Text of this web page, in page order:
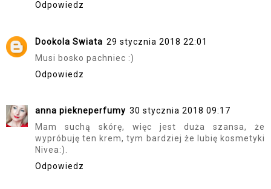
Odpowiedz
Dookola Swiata 29 stycznia 2018 22:01
Musi bosko pachniec :)
Odpowiedz
anna piekneperfumy 30 stycznia 2018 09:17
Mam suchą skórę, więc jest duża szansa, że
wypróbuję ten krem, tym bardziej że lubię kosmetyki
Nivea:).
Odpowiedz